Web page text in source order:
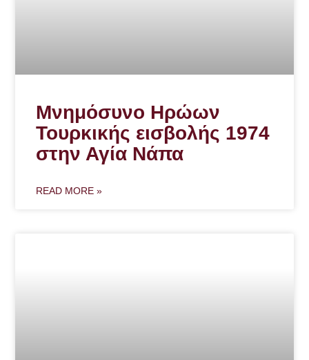
Μνημόσυνο Ηρώων
Τουρκικής εισβολής 1974
στην Αγία Νάπα
READ MORE »